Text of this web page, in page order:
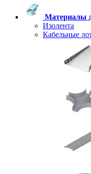
Материалы
Изолента
Кабельные